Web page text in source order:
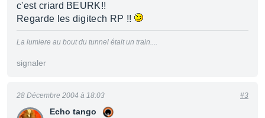
c'est criard BEURK!!
Regarde les digitech RP !!
La lumiere au bout du tunnel était un train....
signaler
Echo tango
28 Décembre 2004 à 18:03 #3